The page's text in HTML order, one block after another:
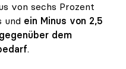
von sechs Prozent
und ein Minus von 2,5
dem
.